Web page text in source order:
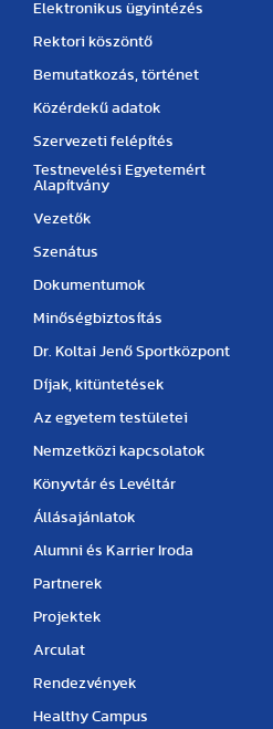
Elektronikus ügyintézés
Rektori köszöntő
Bemutatkozás, történet
Közérdekű adatok
Szervezeti felépítés
Testnevelési Egyetemért
Alapítvány
Vezetők
Szenátus
Dokumentumok
Minőségbiztosítás
Dr. Koltai Jenő Sportközpont
Díjak, kitüntetések
Az egyetem testületei
Nemzetközi kapcsolatok
Könyvtár és Levéltár
Állásajánlatok
Alumni és Karrier Iroda
Partnerek
Projektek
Arculat
Rendezvények
Healthy Campus